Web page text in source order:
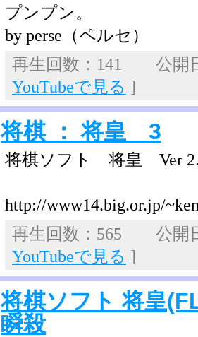
プンプン。
by perse（ペルセ）
再生回数：141 公開
YouTubeで見る ]
将棋 ： 将皇 3
将棋ソフト 将皇 Ver
http://www14.big.or.jp/
再生回数：565 公開
YouTubeで見る ]
将棋ソフト 将皇
瞬殺